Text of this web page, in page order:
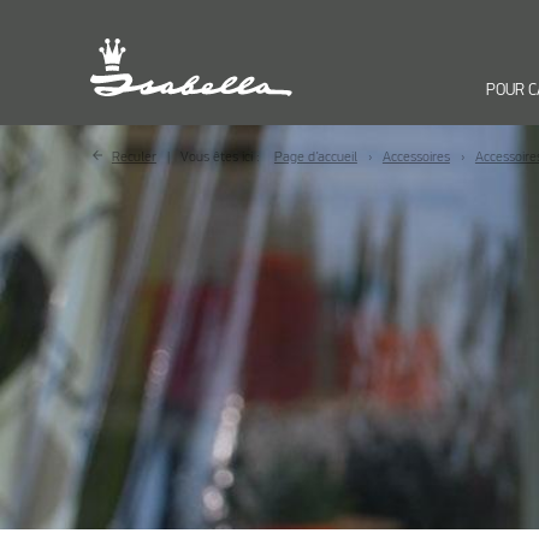
POUR
Reculer Vous êtes ici : Page d’accueil Accessoires